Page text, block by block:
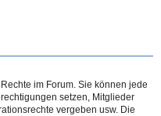
im Forum. Sie können jede
setzen, Mitglieder
vergeben usw. Die